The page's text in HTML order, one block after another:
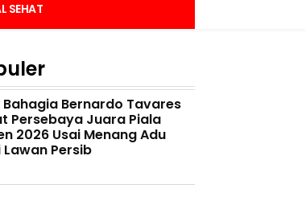
SEHAT
Bahagia Bernardo Tavares
Persebaya Juara Piala
2026 Usai Menang Adu
Lawan Persib